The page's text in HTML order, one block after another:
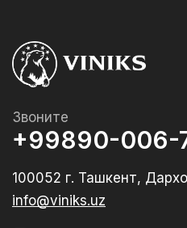
Звоните
+99890-006-
100052 г. Ташкент,
info@viniks.uz